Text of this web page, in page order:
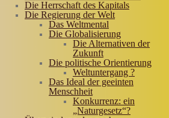
Die Herrschaft des Kapitals
Die Regierung der Welt
Das Weltmental
Die Globalisierung
Die Alternativen der
Zukunft
Die politische Orientierung
Weltuntergang ?
Das Ideal der geeinten
Menschheit
Konkurrenz: ein
„Naturgesetz“?